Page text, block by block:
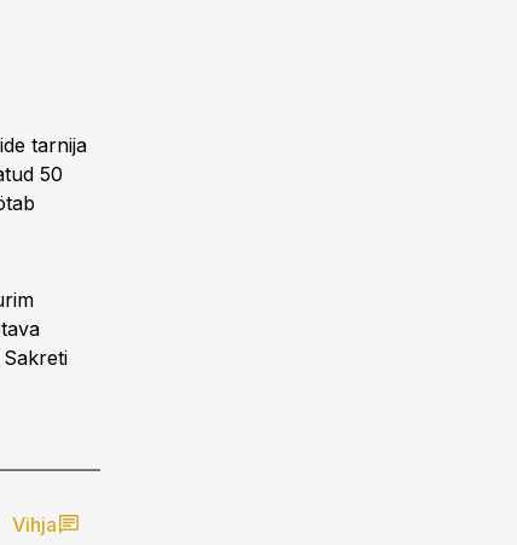
tarnija
50
Vihja